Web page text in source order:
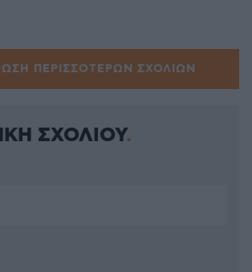
ΠΕΡΙΣΣΟΤΕΡΩΝ ΣΧΟΛΙΩΝ
ΣΧΟΛΙΟΥ